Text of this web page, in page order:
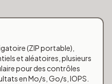
(ZIP portable),
et aléatoires, plusieurs
pour des contrôles
en Mo/s, Go/s, IOPS.